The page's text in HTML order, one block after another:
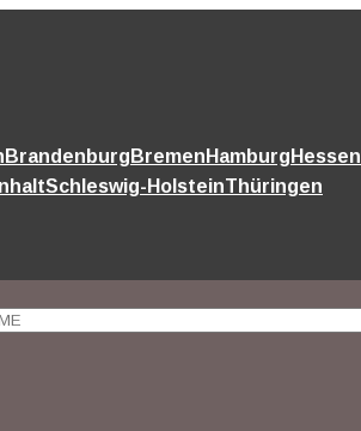
Brandenburg Bremen Hamburg Hessen
Schleswig-HolsteinThüringen